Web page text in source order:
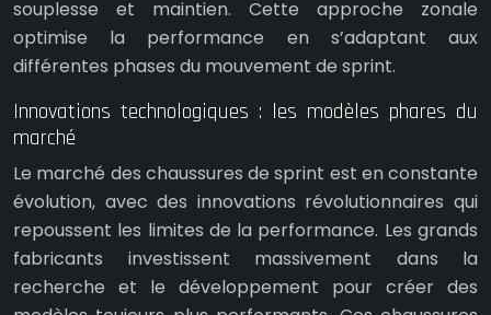
souplesse et maintien. Cette approche zonale
optimise la performance en s’adaptant aux
différentes phases du mouvement de sprint.
Innovations technologiques : les modèles phares du
marché
Le marché des chaussures de sprint est en constante
évolution, avec des innovations révolutionnaires qui
repoussent les limites de la performance. Les grands
fabricants investissent massivement dans la
recherche et le développement pour créer des